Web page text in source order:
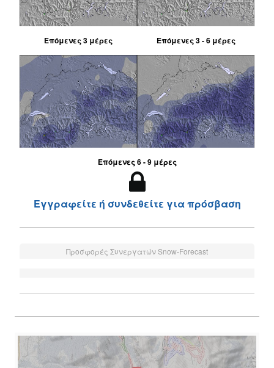
Επόμενες 3 μέρες Επόμενες 3 - 6 μέρες
Επόμενες 6 - 9 μέρες
Εγγραφείτε ή συνδεθείτε για πρόσβαση
Προσφορές Συνεργατών Snow-Forecast